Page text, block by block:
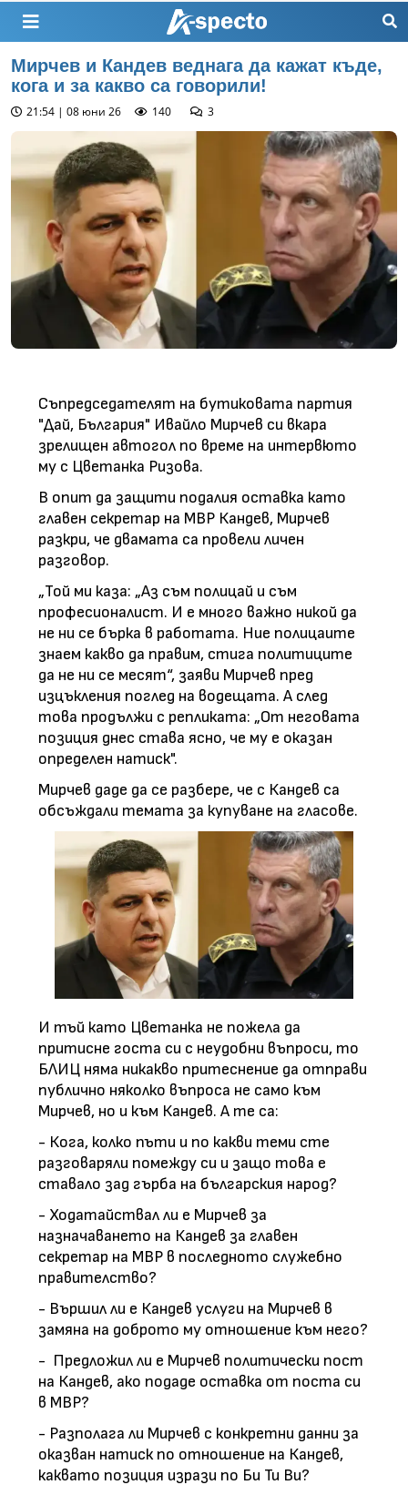
Мирчев и Кандев веднага да кажат къде,
кога и за какво са говорили!
21:54 | 08 юни 26 140 3
Съпредседателят на бутиковата партия
"Дай, България" Ивайло Мирчев си вкара
зрелищен автогол по време на интервюто
му с Цветанка Ризова.
В опит да защити подалия оставка като
главен секретар на МВР Кандев, Мирчев
разкри, че двамата са провели личен
разговор.
„Той ми каза: „Аз съм полицай и съм
професионалист. И е много важно никой да
не ни се бърка в работата. Ние полицаите
знаем какво да правим, стига политиците
да не ни се месят“, заяви Мирчев пред
изцъкления поглед на водещата. А след
това продължи с репликата: „От неговата
позиция днес става ясно, че му е оказан
определен натиск".
Мирчев даде да се разбере, че с Кандев са
обсъждали темата за купуване на гласове.
И тъй като Цветанка не пожела да
притисне госта си с неудобни въпроси, то
БЛИЦ няма никакво притеснение да отправи
публично няколко въпроса не само към
Мирчев, но и към Кандев. А те са:
- Кога, колко пъти и по какви теми сте
разговаряли помежду си и защо това е
ставало зад гърба на българския народ?
- Ходатайствал ли е Мирчев за
назначаването на Кандев за главен
секретар на МВР в последното служебно
правителство?
- Вършил ли е Кандев услуги на Мирчев в
замяна на доброто му отношение към него?
- Предложил ли е Мирчев политически пост
на Кандев, ако подаде оставка от поста си
в МВР?
- Разполага ли Мирчев с конкретни данни за
оказван натиск по отношение на Кандев,
каквато позиция изрази по Би Ти Ви?